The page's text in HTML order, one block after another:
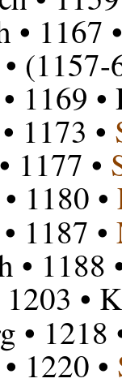
• 1167
•
• 1169
• 1173 •
• 1177 •
• 1180 •
• 1187 •
• 1188
1203 •
g • 1218
• 1220 •